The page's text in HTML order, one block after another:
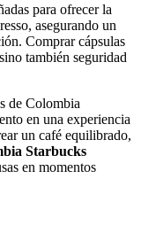
para ofrecer la
asegurando un
Comprar cápsulas
también seguridad
de Colombia
en una experiencia
un café equilibrado,
Starbucks
en momentos